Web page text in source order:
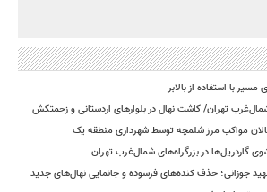
تهران/ کاشت نهال در بلوارهای اردستانی و زحمتکش
مواکب مرز شلمچه توسط شهرداری منطقه یک
گاردریل‌ها در بزرگراه‌های شمال‌غرب تهران
جوزانی؛ حذف کنده‌های فرسوده و جانمایی نهال‌های جدید